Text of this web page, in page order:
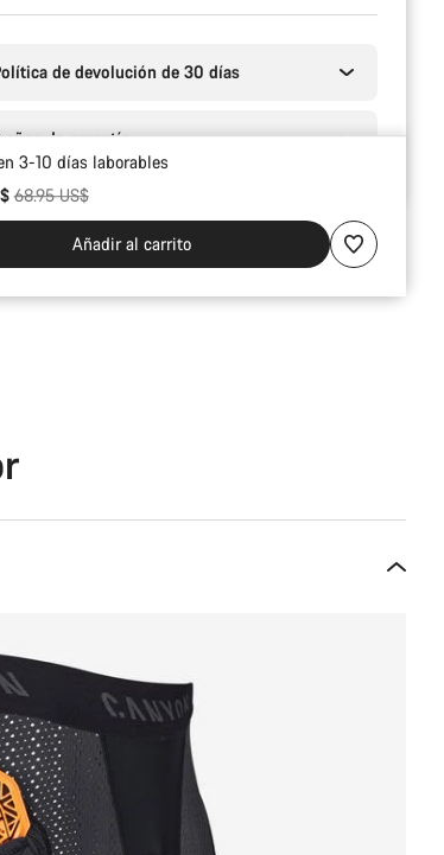
de devolución de 30 días
años de garantía
3-10 días laborables
Precio original
68.95 US$
Añadir al carrito